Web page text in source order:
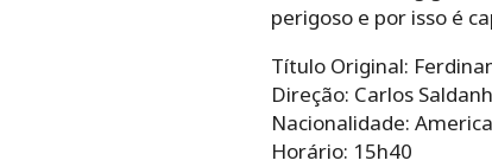
perigoso e por isso é
Título Original:
Direção: Carlos
Nacionalidade:
Horário: 15h40